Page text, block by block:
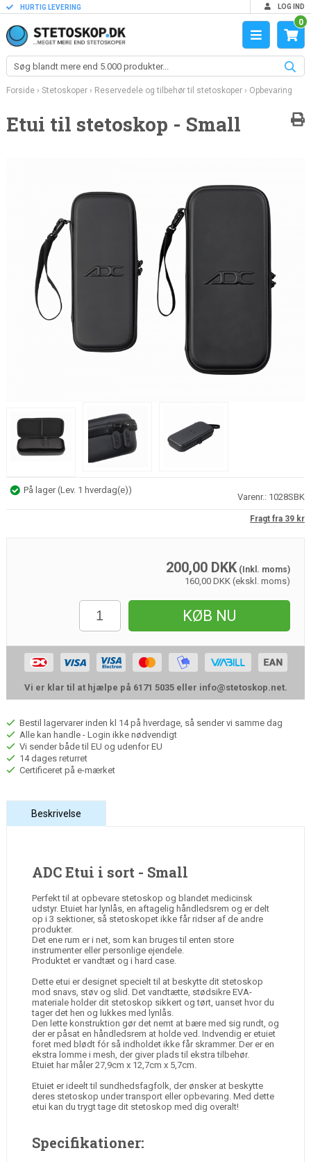
HURTIG LEVERING LOG IND
0
Forside› Stetoskoper› Reservedele og tilbehør til stetoskoper› Opbevaring
Etui til stetoskop - Small
På lager(Lev. 1 hverdag(e))
Varenr.: 1028SBK
Fragt fra 39 kr
200,00 DKK(Inkl. moms)
160,00 DKK (ekskl. moms)
KØB NU
Vi er klar til at hjælpe på 6171 5035 eller info@stetoskop.net.
Bestil lagervarer inden kl 14 på hverdage, så sender vi samme dag
Alle kan handle - Login ikke nødvendigt
Vi sender både til EU og udenfor EU
14 dages returret
Certificeret på e-mærket
Beskrivelse
ADC Etui i sort - Small
Perfekt til at opbevare stetoskop og blandet medicinsk
udstyr. Etuiet har lynlås, en aftagelig håndledsrem og er delt
op i 3 sektioner, så stetoskopet ikke får ridser af de andre
produkter.
Det ene rum er i net, som kan bruges til enten store
instrumenter eller personlige ejendele.
Produktet er vandtæt og i hard case.
Dette etui er designet specielt til at beskytte dit stetoskop
mod snavs, støv og slid. Det vandtætte, stødsikre EVA-
materiale holder dit stetoskop sikkert og tørt, uanset hvor du
tager det hen og lukkes med lynlås.
Den lette konstruktion gør det nemt at bære med sig rundt, og
der er påsat en håndledsrem at holde ved. Indvendig er etuiet
foret med blødt fór så indholdet ikke får skrammer. Der er en
ekstra lomme i mesh, der giver plads til ekstra tilbehør.
Etuiet har måler 27,9cm x 12,7cm x 5,7cm.
Etuiet er ideelt til sundhedsfagfolk, der ønsker at beskytte
deres stetoskop under transport eller opbevaring. Med dette
etui kan du trygt tage dit stetoskop med dig overalt!
Specifikationer: